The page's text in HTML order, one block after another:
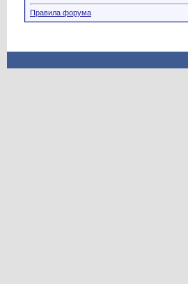
Правила форума